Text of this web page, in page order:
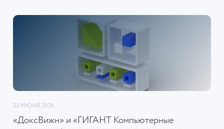
23 ИЮНЯ 2026
«ДоксВижн» и «ГИГАНТ Компьютерные